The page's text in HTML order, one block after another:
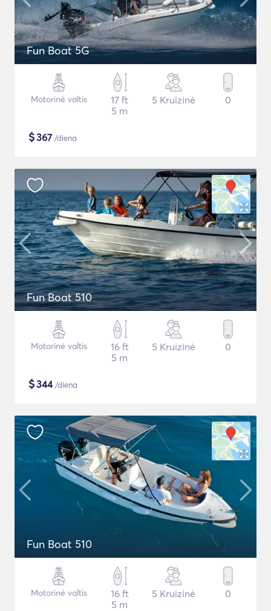
Fun Boat 5G
Motorinė valtis
17 ft
5 m
5 Kruizinė 0
$367 /diena
Fun Boat 510
Motorinė valtis
16 ft
5 m
5 Kruizinė 0
$344/diena
Fun Boat 510
Motorinė valtis
16 ft
5 m
5 Kruizinė 0